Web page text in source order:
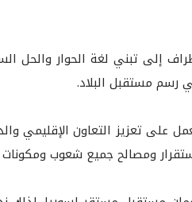
إلى تبني لغة الحوار والحل
رسم مستقبل البلاد.
على تعزيز التعاون الإقليمي
ومصالح جميع شعوب